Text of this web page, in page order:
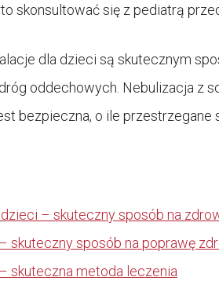
skonsultować się z pediatrą
dla dzieci są skutecznym
oddechowych. Nebulizacja z
bezpieczna, o ile przestrzegane
dzieci – skuteczny sposób na
skuteczny sposób na poprawę
skuteczna metoda leczenia